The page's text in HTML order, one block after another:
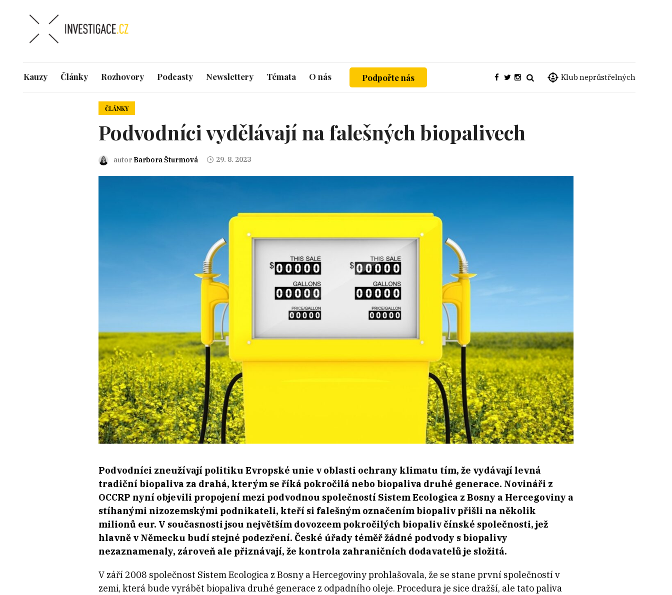
Klub neprůstřelných
Kauzy Články Rozhovory Podcasty Newslettery Témata O nás Podpořte nás
ČLÁNKY
Podvodníci vydělávají na falešných biopalivech
autor Barbora Šturmová 29. 8. 2023
Podvodníci zneužívají politiku Evropské unie v oblasti ochrany klimatu tím, že vydávají levná
tradiční biopaliva za drahá, kterým se říká pokročilá nebo biopaliva druhé generace. Novináři z
OCCRP nyní objevili propojení mezi podvodnou společností Sistem Ecologica z Bosny a Hercegoviny a
stíhanými nizozemskými podnikateli, kteří si falešným označením biopaliv přišli na několik
milionů eur. V současnosti jsou největším dovozcem pokročilých biopaliv čínské společnosti, jež
hlavně v Německu budí stejné podezření. České úřady téměř žádné podvody s biopalivy
nezaznamenaly, zároveň ale přiznávají, že kontrola zahraničních dodavatelů je složitá.
V září 2008 společnost Sistem Ecologica z Bosny a Hercegoviny prohlašovala, že se stane první společností v
zemi, která bude vyrábět biopaliva druhé generace z odpadního oleje. Procedura je sice dražší, ale tato paliva